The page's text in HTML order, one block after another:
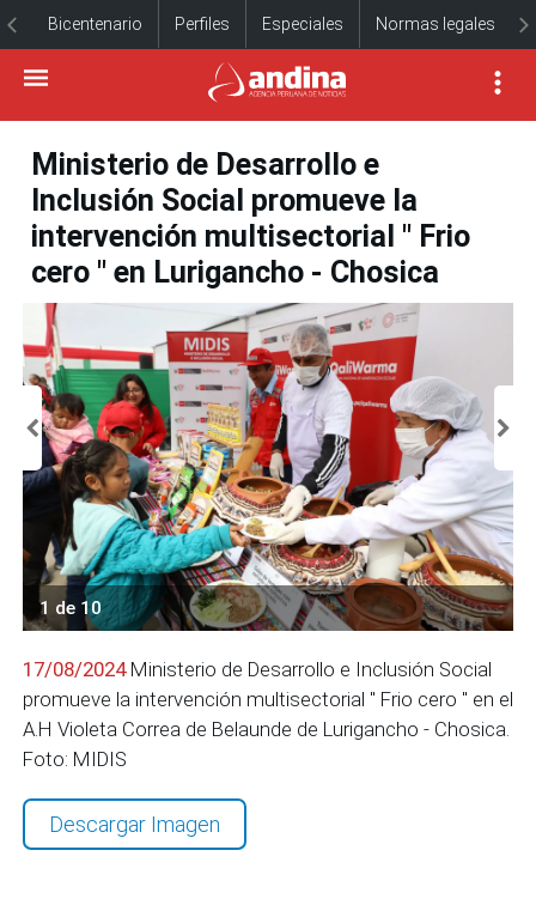
Bicentenario Perfiles Especiales Normas legales
Ministerio de Desarrollo e
Inclusión Social promueve la
intervención multisectorial " Frio
cero " en Lurigancho - Chosica
1 de 10
17/08/2024Ministerio de Desarrollo e Inclusión Social
promueve la intervención multisectorial " Frio cero " en el
A.H Violeta Correa de Belaunde de Lurigancho - Chosica.
Foto: MIDIS
Descargar Imagen